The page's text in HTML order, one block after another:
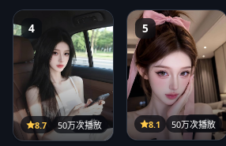
4
21集
8.7 50万次播放
5
31集
8.1 50万次播放